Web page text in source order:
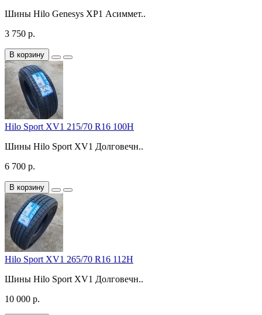
Шины Hilo Genesys XP1 Асиммет..
3 750 р.
В корзину
Hilo Sport XV1 215/70 R16 100H
Шины Hilo Sport XV1 Долговечн..
6 700 р.
В корзину
Hilo Sport XV1 265/70 R16 112H
Шины Hilo Sport XV1 Долговечн..
10 000 р.